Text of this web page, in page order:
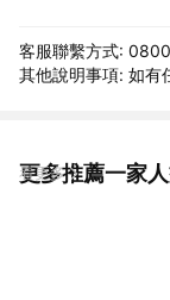
客服聯繫方式:
其他說明事項: 如有
更多推薦一家
看更多